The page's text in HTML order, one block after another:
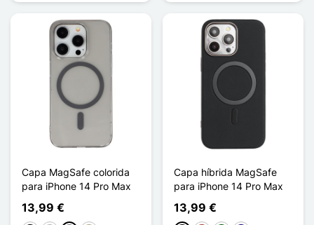
Capa MagSafe colorida
para iPhone 14 Pro Max
13,99 €
Capa híbrida MagSafe
para iPhone 14 Pro Max
13,99 €